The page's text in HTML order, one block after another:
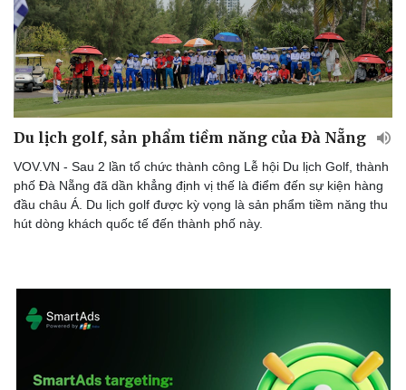
Sức khỏe
Dinh dưỡng - món ngon
Cây thuốc
Sản phụ khoa
Nhi khoa
Nam khoa
Làm đẹp - giảm cân
Đời sống
Nhà đẹp
Blog
Tình yêu - Gia đình
Du lịch golf, sản phẩm tiềm năng của Đà Nẵng
VOV.VN - Sau 2 lần tổ chức thành công Lễ hội Du lịch Golf, thành
phố Đà Nẵng đã dần khẳng định vị thế là điểm đến sự kiện hàng
đầu châu Á. Du lịch golf được kỳ vọng là sản phẩm tiềm năng thu
hút dòng khách quốc tế đến thành phố này.